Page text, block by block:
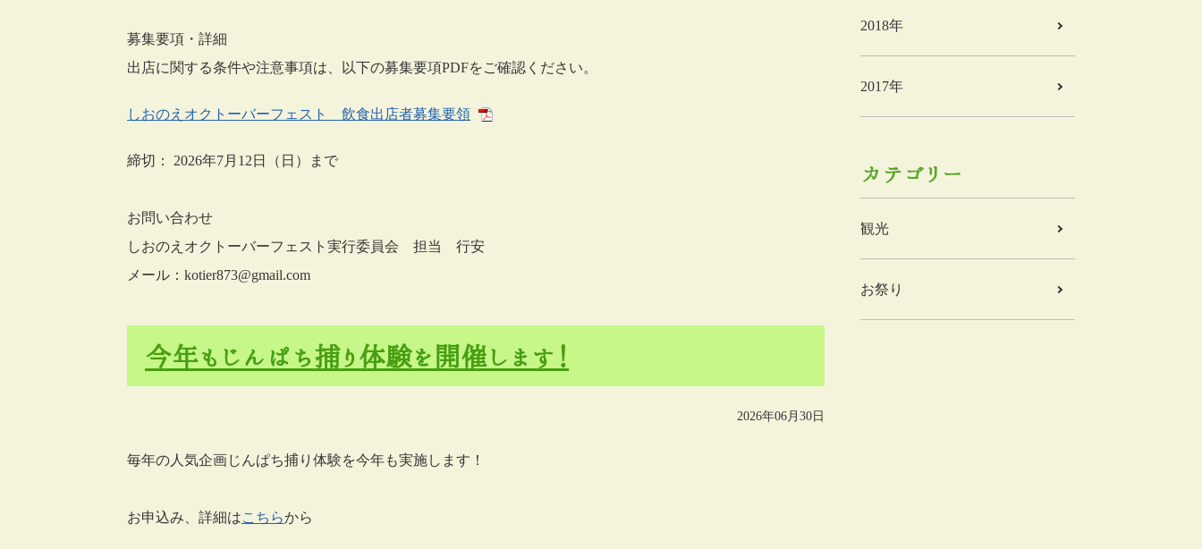
募集要項・詳細
出店に関する条件や注意事項は、以下の募集要項PDFをご確認ください。
しおのえオクトーバーフェスト 飲食出店者募集要領
締切： 2026年7月12日（日）まで
お問い合わせ
しおのえオクトーバーフェスト実行委員会 担当 行安
メール：kotier873@gmail.com
今年もじんぱち捕り体験を開催します！
2026年06月30日
毎年の人気企画じんぱち捕り体験を今年も実施します！
お申込み、詳細はこちらから
2018年
2017年
カテゴリー
観光
お祭り